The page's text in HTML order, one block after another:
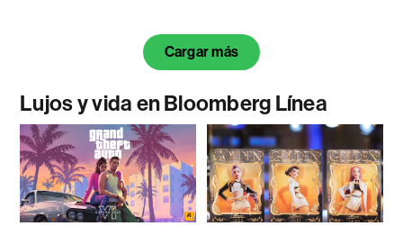
Cargar más
Lujos y vida en Bloomberg Línea